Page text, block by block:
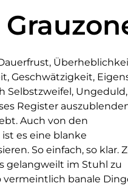
Geschwätzigkeit,
Selbstzweifel, Ungeduld,
Register
Auch von den
es eine blanke
So einfach, so klar.
gelangweilt im Stuhl zu
banale